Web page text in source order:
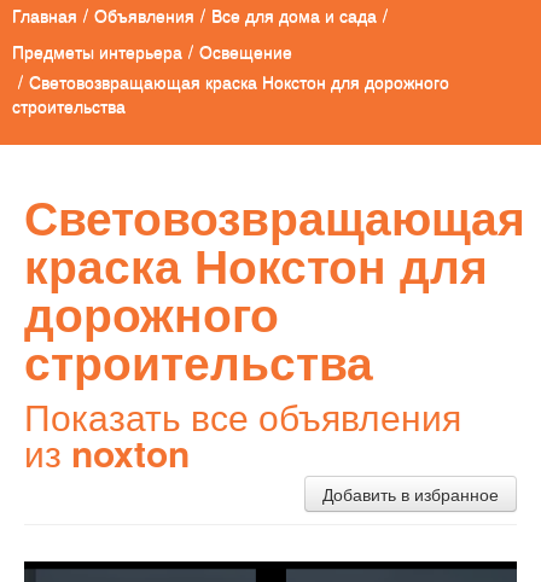
Главная / Объявления / Все для дома и сада /
Предметы интерьера / Освещение
/ Световозвращающая краска Нокстон для дорожного
строительства
Световозвращающая
краска Нокстон для
дорожного
строительства
Показать все объявления
из noxton
Добавить в избранное